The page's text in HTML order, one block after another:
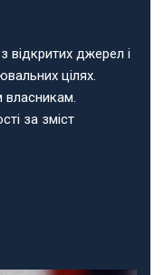
відкритих джерел і
цілях.
власникам.
за зміст